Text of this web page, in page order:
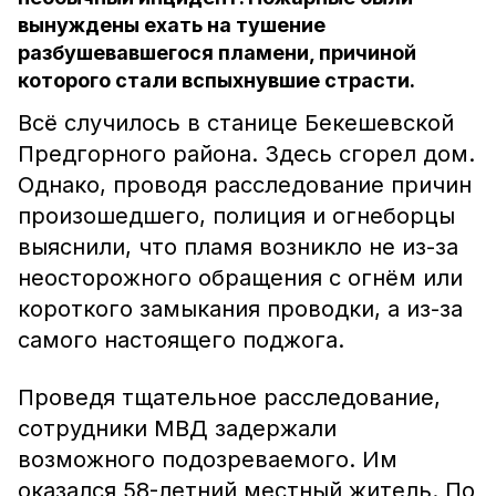
вынуждены ехать на тушение
разбушевавшегося пламени, причиной
которого стали вспыхнувшие страсти.
Всё случилось в станице Бекешевской
Предгорного района. Здесь сгорел дом.
Однако, проводя расследование причин
произошедшего, полиция и огнеборцы
выяснили, что пламя возникло не из-за
неосторожного обращения с огнём или
короткого замыкания проводки, а из-за
самого настоящего поджога.
Проведя тщательное расследование,
сотрудники МВД задержали
возможного подозреваемого. Им
оказался 58-летний местный житель. По